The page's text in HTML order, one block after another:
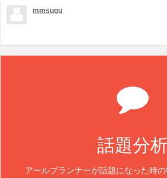
mmsugu
話題分析
アールプランナーが話題になった時の